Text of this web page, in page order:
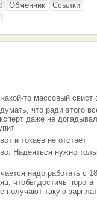
Обменник
Ссылки
то массовый свист
что ради этого
даже не
и токаев не отстает
Надеяться нужно
надо работать с
чтобы достичь порога
получают такую